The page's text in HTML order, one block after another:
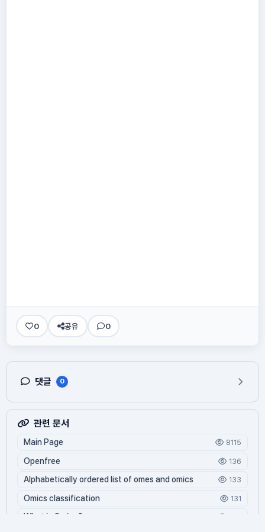
0 공유 0
댓글 0
관련 문서
Main Page 8115
Openfree 136
Alphabetically ordered list of omes and omics 133
Omics classification 131
What is Oming?